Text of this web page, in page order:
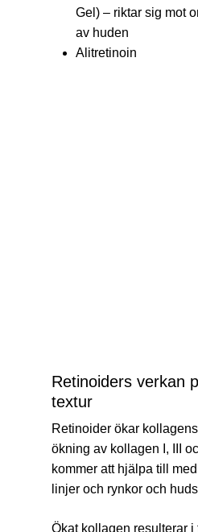
Gel) – riktar sig mot
av huden
Alitretinoin
Retinoiders verkan
textur
Retinoider ökar
ökning av kollagen I, III
kommer att hjälpa till
linjer och rynkor och
Ökat kollagen resulterar i